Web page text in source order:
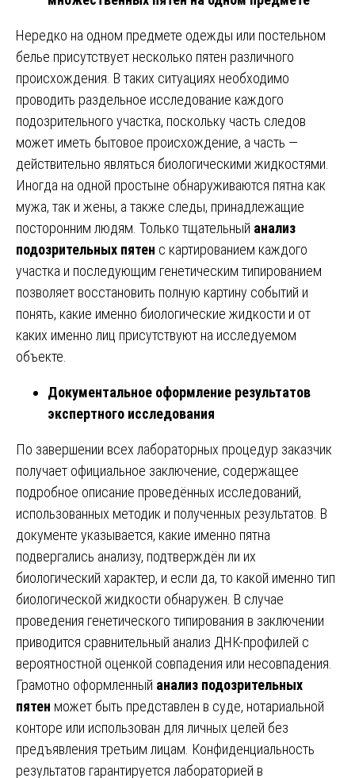
Нередко на одном предмете одежды или постельном
белье присутствует несколько пятен различного
происхождения. В таких ситуациях необходимо
проводить раздельное исследование каждого
подозрительного участка, поскольку часть следов
может иметь бытовое происхождение, а часть —
действительно являться биологическими жидкостями.
Иногда на одной простыне обнаруживаются пятна как
мужа, так и жены, а также следы, принадлежащие
посторонним людям. Только тщательный анализ
подозрительных пятен с картированием каждого
участка и последующим генетическим типированием
позволяет восстановить полную картину событий и
понять, какие именно биологические жидкости и от
каких именно лиц присутствуют на исследуемом
объекте.
Документальное оформление результатов
экспертного исследования
По завершении всех лабораторных процедур заказчик
получает официальное заключение, содержащее
подробное описание проведённых исследований,
использованных методик и полученных результатов. В
документе указывается, какие именно пятна
подвергались анализу, подтверждён ли их
биологический характер, и если да, то какой именно тип
биологической жидкости обнаружен. В случае
проведения генетического типирования в заключении
приводится сравнительный анализ ДНК-профилей с
вероятностной оценкой совпадения или несовпадения.
Грамотно оформленный анализ подозрительных
пятен может быть представлен в суде, нотариальной
конторе или использован для личных целей без
предъявления третьим лицам. Конфиденциальность
результатов гарантируется лабораторией в